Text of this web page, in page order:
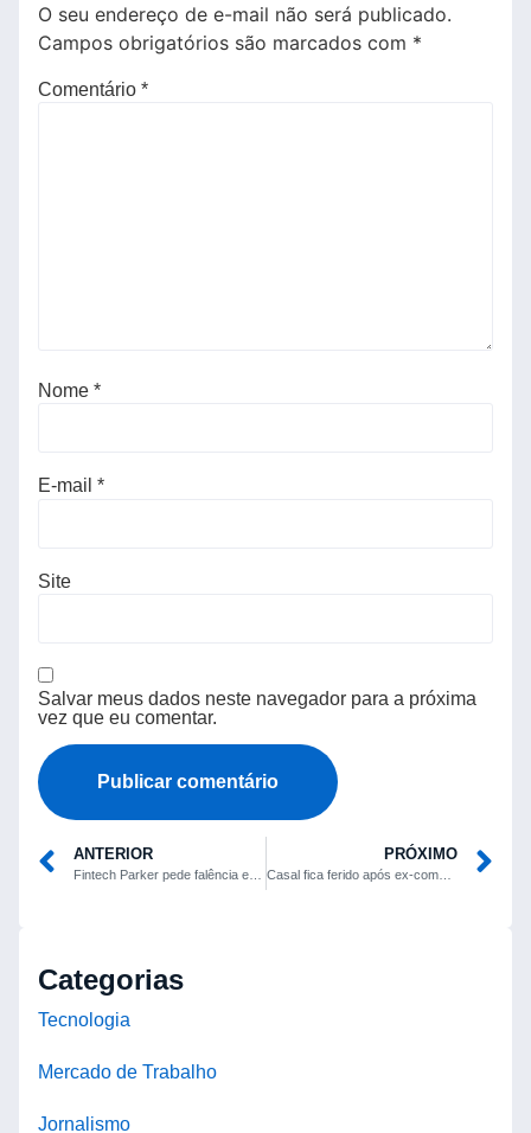
O seu endereço de e-mail não será publicado.
Campos obrigatórios são marcados com *
Comentário *
Nome *
E-mail *
Site
Salvar meus dados neste navegador para a próxima
vez que eu comentar.
ANTERIOR PRÓXIMO
Casal fica ferido após ex-companheiro atirar dentro de bar em Governador Lindenberg
Categorias
Tecnologia
Mercado de Trabalho
Jornalismo